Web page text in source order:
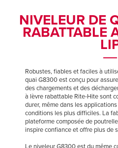
Italiano
Dutch
ASIA PACIFIC
English
中文
Italiano
Dutch
ASIA PACIFIC
English
中文
+33 (0) 1 30
NIVELEUR DE
RABATTABLE
Robustes, fiables et faciles à
quai G8300 est conçu pour
des chargements et des
à lèvre rabattable Rite-Hite sont
durer, même dans les
conditions les plus difficiles. La
plateforme composée de
inspire confiance et offre plus de
Le niveleur G8300 est du même